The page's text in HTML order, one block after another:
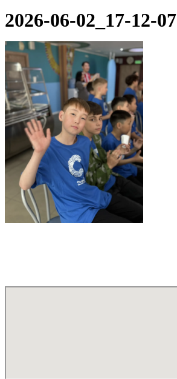
2026-06-02_17-12-07